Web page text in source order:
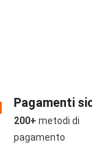
Pagamenti
200+ metodi di
pagamento